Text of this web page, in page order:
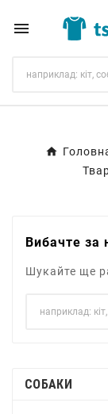

Вибачте за
Шукайте ще
СОБАКИ